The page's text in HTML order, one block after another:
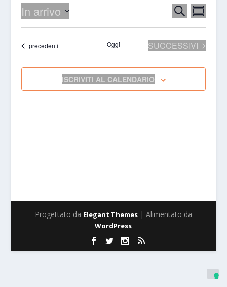
EVENTI
RICERCA
E
VISTE
CERCA
VISTE
In arrivo
Eventi
precedenti Oggi EVENTI
SUCCESSIVI
ISCRIVITI AL CALENDARIO
Progettato da Elegant Themes| Alimentato da
WordPress